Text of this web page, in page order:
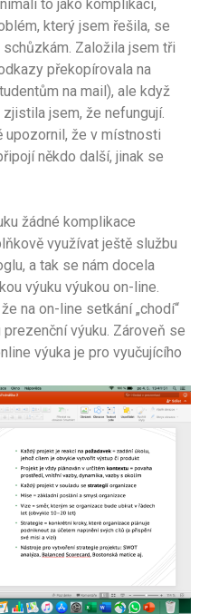
to jako komplikaci,
který jsem řešila, se
Založila jsem tři
překopírovala na
na mail), ale když
jsem, že nefungují.
upozornil, že v místnosti
někdo další, jinak se
žádné komplikace
využívat ještě službu
a tak se nám docela
výuku výukou on-line.
na on-line setkání „chodí“
výuku. Zároveň se
výuka je pro vyučujícího